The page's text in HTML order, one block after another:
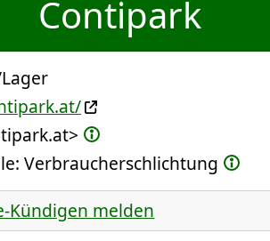
Contipark
Verbraucherschlichtung
Kündigen melden